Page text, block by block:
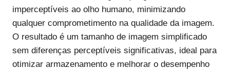
imperceptíveis ao olho humano, minimizando
qualquer comprometimento na qualidade da imagem.
O resultado é um tamanho de imagem simplificado
sem diferenças perceptíveis significativas, ideal para
otimizar armazenamento e melhorar o desempenho